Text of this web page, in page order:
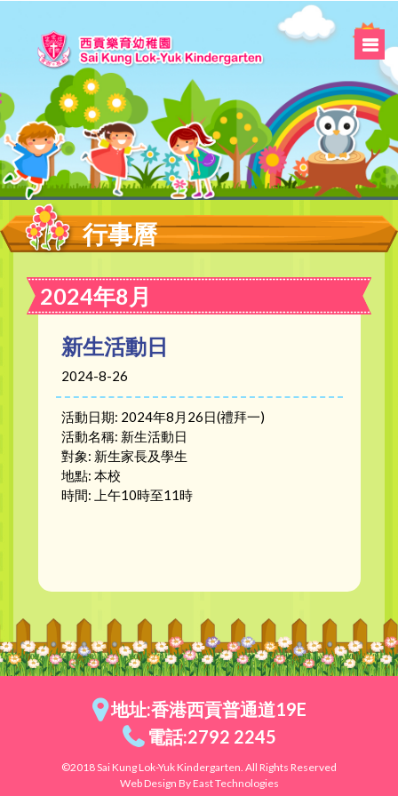
行事曆
2024年8月
新生活動日
2024-8-26
活動日期: 2024年8月26日(禮拜一)
活動名稱: 新生活動日
對象: 新生家長及學生
地點: 本校
時間: 上午10時至11時
地址:香港西貢普通道19E
電話:2792 2245
©2018 Sai Kung Lok-Yuk Kindergarten. All Rights Reserved
Web Design By East Technologies